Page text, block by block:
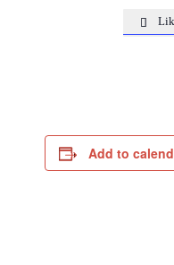

Add to